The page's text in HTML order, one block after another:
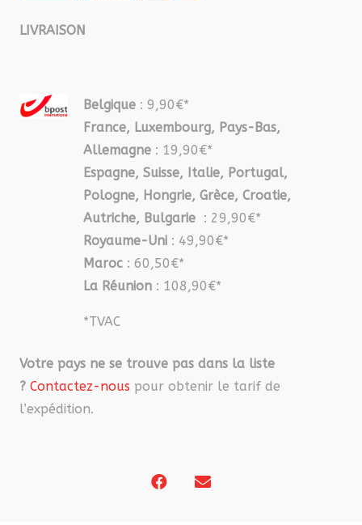
LIVRAISON
Belgique : 9,90€*
France, Luxembourg, Pays-Bas,
Allemagne : 19,90€*
Espagne, Suisse, Italie, Portugal,
Pologne, Hongrie, Grèce, Croatie,
Autriche, Bulgarie : 29,90€*
Royaume-Uni : 49,90€*
Maroc : 60,50€*
La Réunion : 108,90€*
*TVAC
Votre pays ne se trouve pas dans la liste
? Contactez-nous pour obtenir le tarif de
l’expédition.